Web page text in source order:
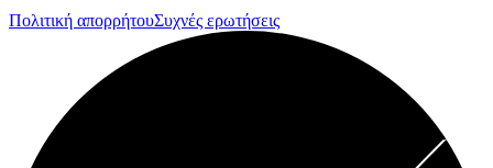
Πολιτική απορρήτουΣυχνές ερωτήσεις